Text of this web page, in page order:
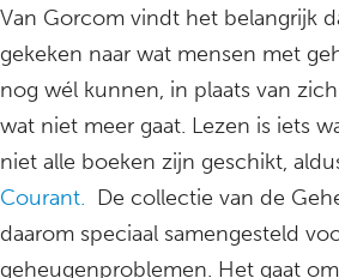
Van Gorcom vindt het belangrijk
gekeken naar wat mensen met
nog wél kunnen, in plaats van
wat niet meer gaat. Lezen is iets
niet alle boeken zijn geschikt,
Courant. De collectie van de
daarom speciaal samengesteld
geheugenproblemen. Het gaat